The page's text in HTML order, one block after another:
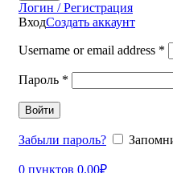
Логин / Регистрация
ВходСоздать аккаунт
Username or email address *
Пароль *
Войти
Забыли пароль?
0 пунктов 0.00₽